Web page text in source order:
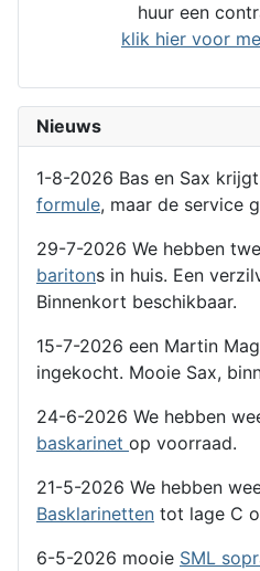
huur een
klik hier voor
Nieuws
1-8-2026 Bas en Sax krijgt
formule, maar de service
29-7-2026 We hebben
baritons in huis. Een
Binnenkort beschikbaar.
15-7-2026 een Martin
ingekocht. Mooie Sax,
24-6-2026 We hebben
baskarinet op voorraad.
21-5-2026 We hebben
Basklarinetten tot lage C
6-5-2026 mooie SML